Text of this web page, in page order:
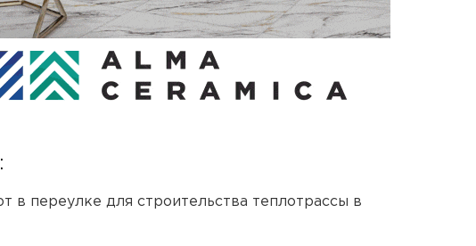
в переулке для строительства теплотрассы в